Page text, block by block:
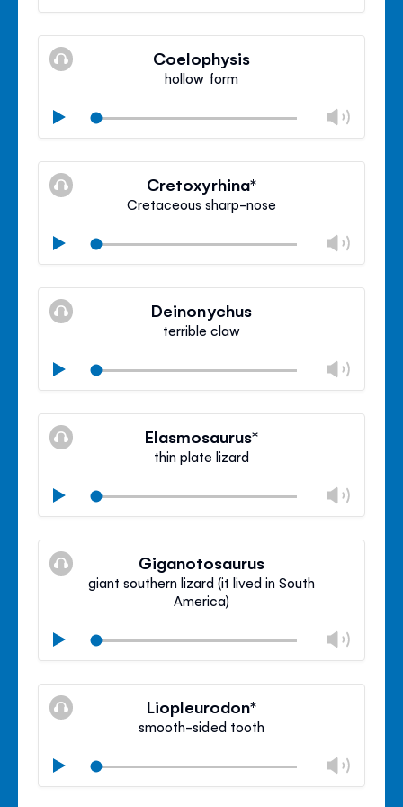
libro
Silenzioso
Close
Coelophysis
hollow form
Play
libro
Silenzioso
Close
Cretoxyrhina*
Cretaceous sharp-nose
Play
libro
Silenzioso
Close
Deinonychus
terrible claw
Play
libro
Silenzioso
Close
Elasmosaurus*
thin plate lizard
Play
libro
Silenzioso
Close
Giganotosaurus
giant southern lizard (it lived in South
America)
Play
libro
Silenzioso
Close
Liopleurodon*
smooth-sided tooth
Play
libro